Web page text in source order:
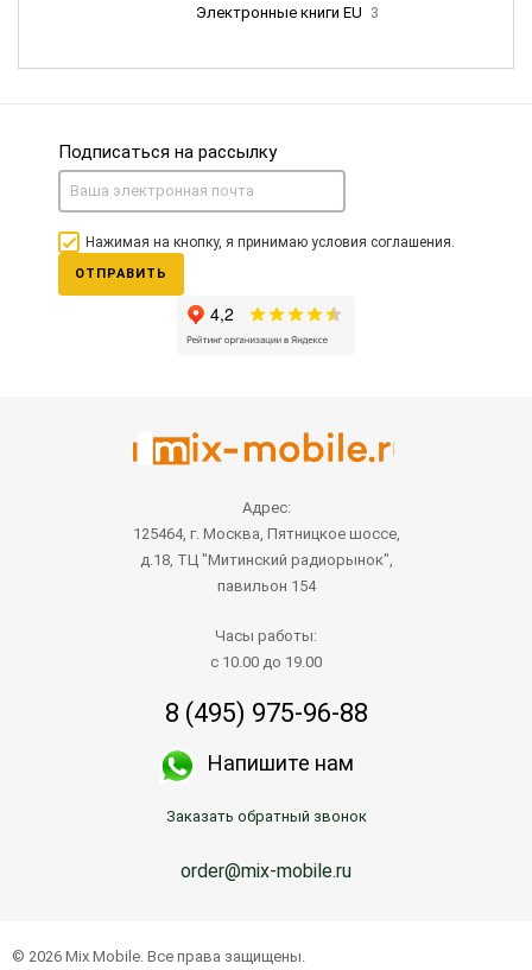
Электронные книги EU 3
Подписаться на рассылку
Нажимая на кнопку, я принимаю условия соглашения.
ОТПРАВИТЬ
Адрес:
125464, г. Москва, Пятницкое шоссе,
д.18, ТЦ "Митинский радиорынок",
павильон 154
Часы работы:
с 10.00 до 19.00
8 (495) 975-96-88
Напишите нам
Заказать обратный звонок
order@mix-mobile.ru
© 2026 Mix Mobile. Все права защищены.